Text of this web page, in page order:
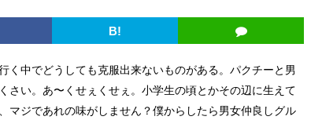
B!
中でどうしても克服出来ないものがある。パクチーと男
さい。あ〜くせぇくせぇ。小学生の頃とかその辺に生えて
マジであれの味がしません？僕からしたら男女仲良しグル